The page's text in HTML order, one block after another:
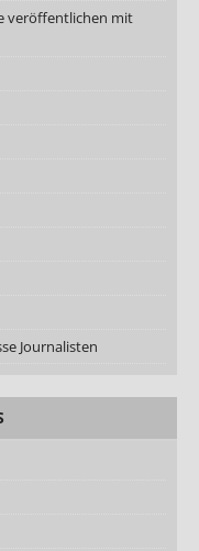
veröffentlichen mit
Journalisten